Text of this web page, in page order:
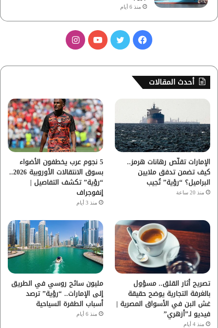
منذ 6 أيام
س
ب
ك
ي
و
ب
ت
ق
ر
م
أحدث المقالات
الإمارات تقلّص رهانات هرمز..
كيف تضمن تدفق ملايين
البراميل؟ “رؤية” تُجيب
منذ 20 ساعة
5 نجوم عرب يخطفون الأضواء
بسوق الانتقالات الأوروبية 2026..
“رؤية” تكشف التفاصيل |
إنفوجراف
منذ 3 أيام
تصريح أثار القلق.. مسؤول
بالغرفة التجارية يوضح حقيقة
غش البن في الأسواق المصرية |
فيديو لـ”أزهري”
منذ 4 أيام
مليون سائح روسي في الطريق
إلى الإمارات.. “رؤية” ترصد
أسباب الطفرة السياحية
منذ 6 أيام